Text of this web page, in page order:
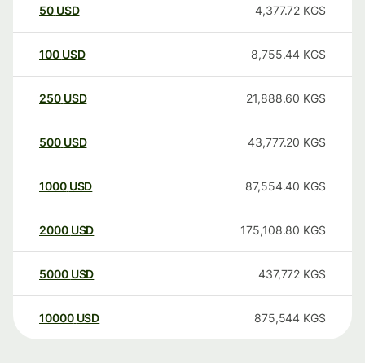
50 USD 4,377.72 KGS
100 USD 8,755.44 KGS
250 USD 21,888.60 KGS
500 USD 43,777.20 KGS
1000 USD 87,554.40 KGS
2000 USD 175,108.80 KGS
5000 USD 437,772 KGS
10000 USD 875,544 KGS